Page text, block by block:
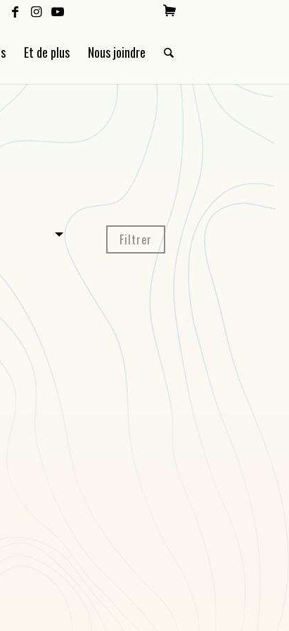
Et de plus Nous joindre
Filtrer